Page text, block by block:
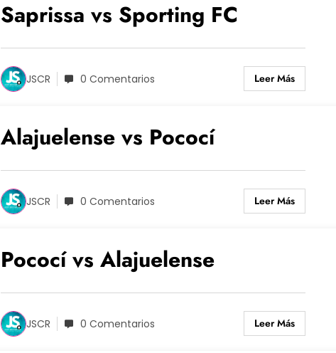
Saprissa vs Sporting FC
JSCR 0 Comentarios Leer Más
Alajuelense vs Pococí
JSCR 0 Comentarios Leer Más
Pococí vs Alajuelense
JSCR 0 Comentarios Leer Más